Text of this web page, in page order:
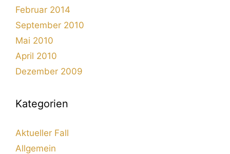
Februar 2014
September 2010
Mai 2010
April 2010
Dezember 2009
Kategorien
Aktueller Fall
Allgemein